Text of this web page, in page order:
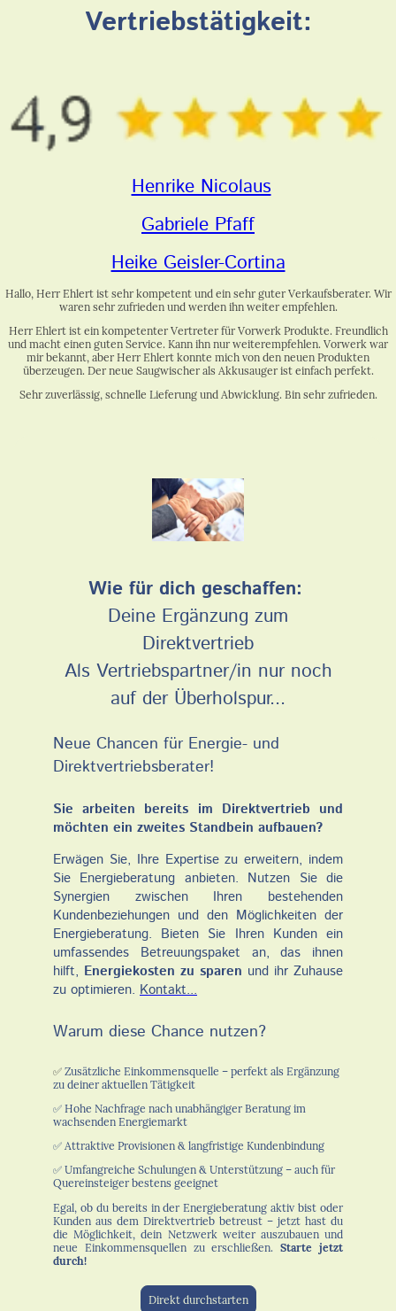
Vertriebstätigkeit:
Henrike Nicolaus
Gabriele Pfaff
Heike Geisler-Cortina
Hallo, Herr Ehlert ist sehr kompetent und ein sehr guter Verkaufsberater. Wir
waren sehr zufrieden und werden ihn weiter empfehlen.
Herr Ehlert ist ein kompetenter Vertreter für Vorwerk Produkte. Freundlich
und macht einen guten Service. Kann ihn nur weiterempfehlen. Vorwerk war
mir bekannt, aber Herr Ehlert konnte mich von den neuen Produkten
überzeugen. Der neue Saugwischer als Akkusauger ist einfach perfekt.
Sehr zuverlässig, schnelle Lieferung und Abwicklung. Bin sehr zufrieden.
Wie für dich geschaffen:
Deine Ergänzung zum
Direktvertrieb
Als Vertriebspartner/in nur noch
auf der Überholspur...
Neue Chancen für Energie- und
Direktvertriebsberater!
Sie arbeiten bereits im Direktvertrieb und
möchten ein zweites Standbein aufbauen?
Erwägen Sie, Ihre Expertise zu erweitern, indem
Sie Energieberatung anbieten. Nutzen Sie die
Synergien zwischen Ihren bestehenden
Kundenbeziehungen und den Möglichkeiten der
Energieberatung. Bieten Sie Ihren Kunden ein
umfassendes Betreuungspaket an, das ihnen
hilft, Energiekosten zu sparen und ihr Zuhause
zu optimieren. Kontakt...
Warum diese Chance nutzen?
✅ Zusätzliche Einkommensquelle – perfekt als Ergänzung
zu deiner aktuellen Tätigkeit
✅ Hohe Nachfrage nach unabhängiger Beratung im
wachsenden Energiemarkt
✅ Attraktive Provisionen & langfristige Kundenbindung
✅ Umfangreiche Schulungen & Unterstützung – auch für
Quereinsteiger bestens geeignet
Egal, ob du bereits in der Energieberatung aktiv bist oder
Kunden aus dem Direktvertrieb betreust – jetzt hast du
die Möglichkeit, dein Netzwerk weiter auszubauen und
neue Einkommensquellen zu erschließen.Starte jetzt
durch!
Direkt durchstarten